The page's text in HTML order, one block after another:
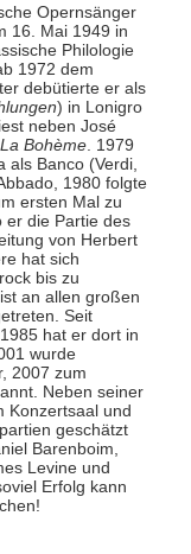
Opernsänger
16. Mai 1949 in
Philologie
1972 dem
debütierte er als
) in Lonigro
neben José
La Bohème. 1979
Banco (Verdi,
1980 folgte
ersten Mal zu
er die Partie des
von Herbert
hat sich
bis zu
an allen großen
Seit
hat er dort in
wurde
2007 zum
Neben seiner
Konzertsaal und
geschätzt
Barenboim,
Levine und
Erfolg kann